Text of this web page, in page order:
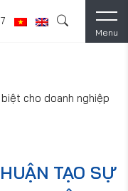
Menu
cho doanh nghiệp
TẠO SỰ